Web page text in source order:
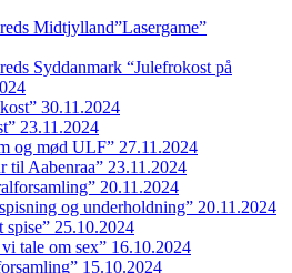
Midtjylland”Lasergame”
Syddanmark “Julefrokost på
30.11.2024
23.11.2024
og mød ULF” 27.11.2024
til Aabenraa” 23.11.2024
20.11.2024
og underholdning” 20.11.2024
spise” 25.10.2024
tale om sex” 16.10.2024
15.10.2024